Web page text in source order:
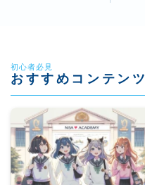
初心者必見
おすすめコンテンツ